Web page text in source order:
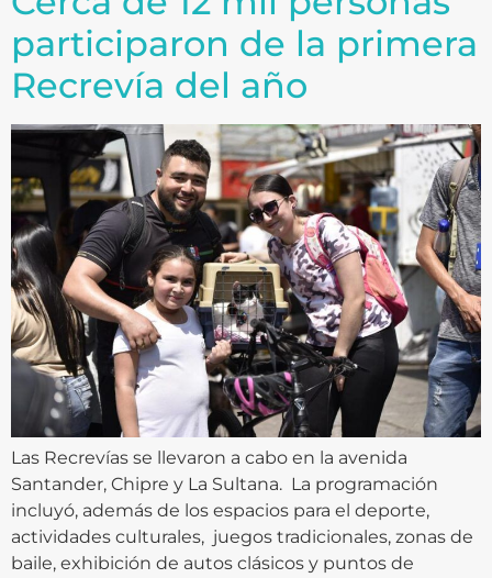
participaron de la primera
Recrevía del año
Las Recrevías se llevaron a cabo en la avenida
Santander, Chipre y La Sultana. La programación
incluyó, además de los espacios para el deporte,
actividades culturales, juegos tradicionales, zonas de
baile, exhibición de autos clásicos y puntos de